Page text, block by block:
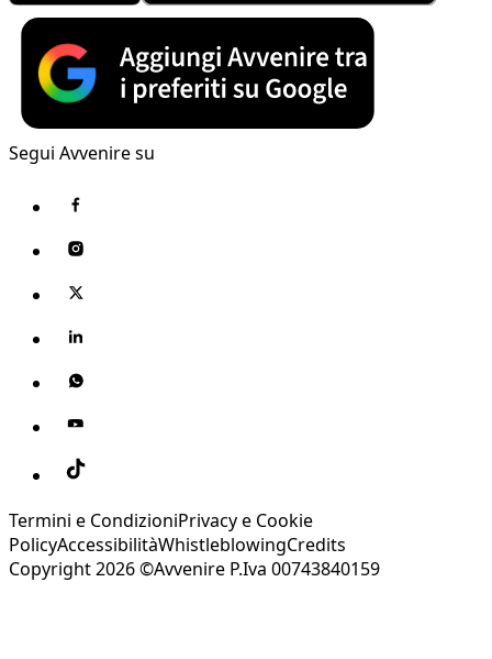
Segui Avvenire su
Termini e CondizioniPrivacy e Cookie
PolicyAccessibilitàWhistleblowingCredits
Copyright 2026 ©Avvenire P.Iva 00743840159